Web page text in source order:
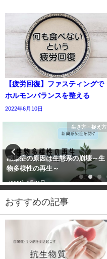
【疲労回復】ファスティングで
ホルモンバランスを整える
2022年6月10日
生き方・捉え方
感染症の原因は生態系の崩壊～生
物多様性の再生～
2022年4月21日
おすすめの記事